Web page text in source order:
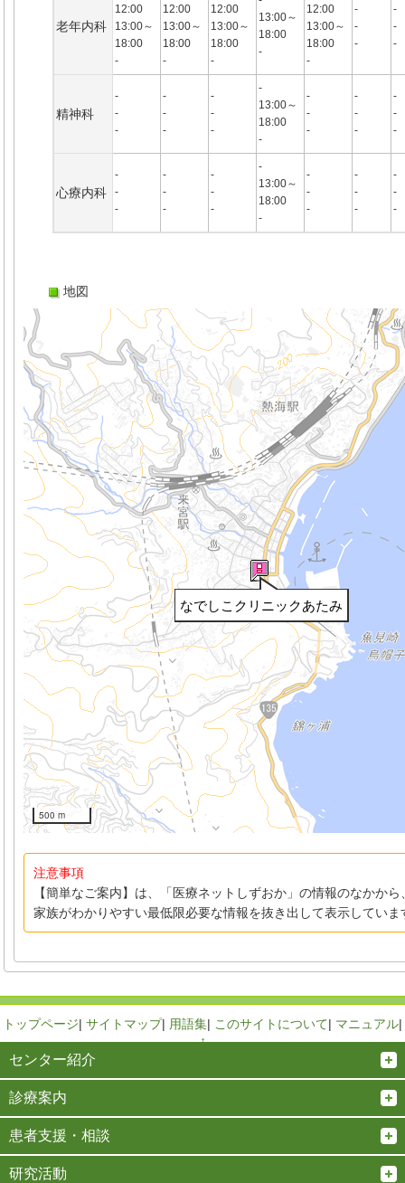
老年内科
12:00
13:00～
18:00
-
12:00
13:00～
18:00
-
12:00
13:00～
18:00
-
13:00～
18:00
-
12:00
13:00～
18:00
-
-
-
-
-
-
-
精神科
-
-
-
-
-
-
-
-
-
-
13:00～
18:00
-
-
-
-
-
-
-
-
-
-
心療内科
-
-
-
-
-
-
-
-
-
-
13:00～
18:00
-
-
-
-
-
-
-
-
-
-
地図
なでしこクリニックあたみ
500 m
注意事項
【簡単なご案内】は、「医療ネットしずおか」の情報のなかか
家族がわかりやすい最低限必要な情報を抜き出して表示していま
トップページ| サイトマップ| 用語集| このサイトについて| マニュアル|
↑
センター紹介
診療案内
患者支援・相談
研究活動